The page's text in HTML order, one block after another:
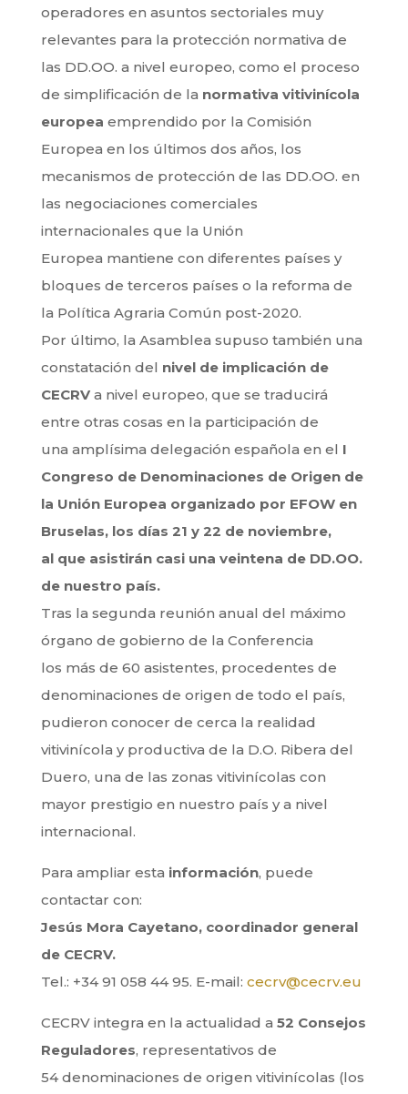
operadores en asuntos sectoriales muy
relevantes para la protección normativa de
las DD.OO. a nivel europeo, como el proceso
de simplificación de la normativa vitivinícola
europea emprendido por la Comisión
Europea en los últimos dos años, los
mecanismos de protección de las DD.OO. en
las negociaciones comerciales
internacionales que la Unión
Europea mantiene con diferentes países y
bloques de terceros países o la reforma de
la Política Agraria Común post-2020.
Por último, la Asamblea supuso también una
constatación del nivel de implicación de
CECRVa nivel europeo, que se traducirá
entre otras cosas en la participación de
una amplísima delegación española en el I
Congreso de Denominaciones de Origen de
la Unión Europea organizado por EFOW en
Bruselas, los días 21 y 22 de noviembre,
al que asistirán casi una veintena de DD.OO.
de nuestro país.
Tras la segunda reunión anual del máximo
órgano de gobierno de la Conferencia
los más de 60 asistentes, procedentes de
denominaciones de origen de todo el país,
pudieron conocer de cerca la realidad
vitivinícola y productiva de la D.O. Ribera del
Duero, una de las zonas vitivinícolas con
mayor prestigio en nuestro país y a nivel
internacional.
Para ampliar esta información, puede
contactar con:
Jesús Mora Cayetano, coordinador general
de CECRV.
Tel.: +34 91 058 44 95. E-mail: cecrv@cecrv.eu
CECRV integra en la actualidad a 52 Consejos
Reguladores, representativos de
54 denominaciones de origen vitivinícolas (los